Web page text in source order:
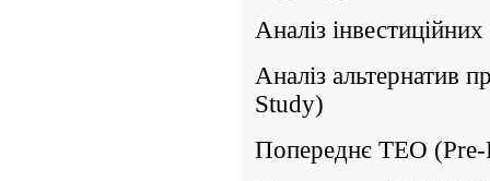
Аналіз
Аналіз альтернатив
Study)
Попереднє ТЕО